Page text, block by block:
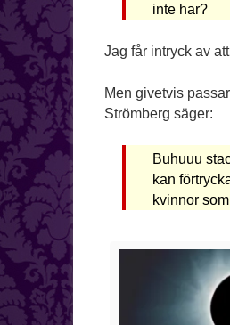
inte har?
Jag får intryck av
Men givetvis
Strömberg säger:
Buhuuu
kan
kvinnor